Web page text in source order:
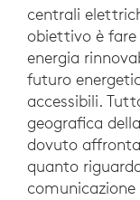
centrali
obiettivo è
energia
futuro
accessibili.
geografica
dovuto
quanto